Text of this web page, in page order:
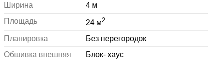
Ширина
4 м
Площадь
24 м2
Планировка
Без перегородок
Обшивка внешняя
Блок- хаус